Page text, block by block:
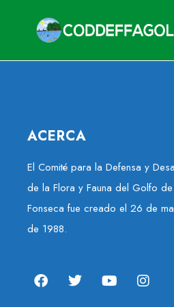
ACERCA
El Comité para la Defensa y
de la Flora y Fauna del Golfo de
Fonseca fue creado el 26 de
de 1988.